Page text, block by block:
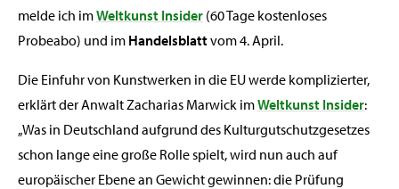
melde ich imWeltkunst Insider (60 Tage kostenloses
Probeabo) und im Handelsblattvom 4. April.
Die Einfuhr von Kunstwerken in die EU werde komplizierter,
erklärt der Anwalt Zacharias Marwick imWeltkunst Insider:
„Was in Deutschland aufgrund des Kulturgutschutzgesetzes
schon lange eine große Rolle spielt, wird nun auch auf
europäischer Ebene an Gewicht gewinnen: die Prüfung